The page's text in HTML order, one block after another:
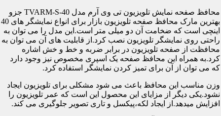
محافظ صفحه نمایش تلویزیون تی وی آرم مدل TVARM-S-40 جزو
بهترین مارک محافظ صفحه تلویزیون بازار برای انواع نمایشگر های 40
اینچی است که ضخامت آن دو میلی متر است.این مدل را می توان به
راحتی روی نمایشگر تلویزیون نصب کرد.از قابلیت های آن می توان به
محافظت از صفحه تلویزیون در برابر ضربه و خط و خش اشاره
کرد.به همراه این محافظ صفحه یک اسپری مخصوص نیز وجود دارد
که می توان از آن برای تمیز کردن نمایشگر استفاده کرد.
وزن مناسب این محافظ باعث می شود مشکلی برای تلویزیون ایجاد
نشود.یکی دیگر از مزایای این محصول این است که عمر تلویزیون را
افزایش میدهد.از ایجاد لکه،پیکسل و تاری تصویر جلوگیری می کند.